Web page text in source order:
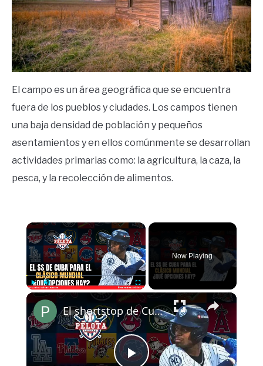
El campo es un área geográfica que se encuentra
fuera de los pueblos y ciudades. Los campos tienen
una baja densidad de población y pequeños
asentamientos y en ellos comúnmente se desarrollan
actividades primarias como: la agricultura, la caza, la
pesca, y la recolección de alimentos.
×
Play Fullscreen
Now Playing
×
El shortstop de Cuba y las opciones reales que están sobre la mesa